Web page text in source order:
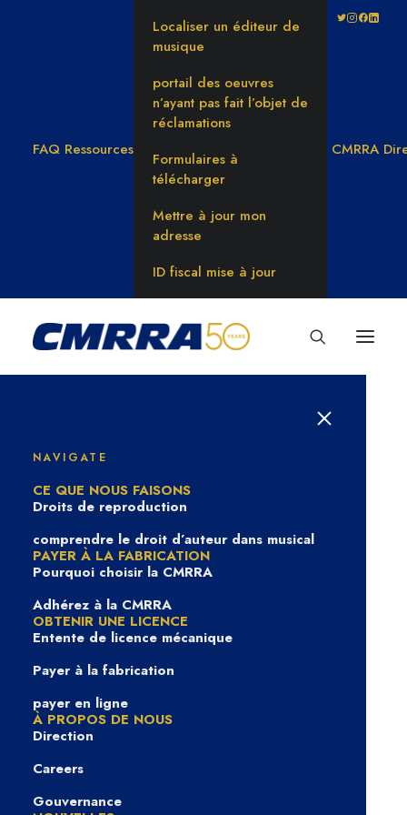
FAQ Ressources
Localiser un éditeur de
musique
portail des oeuvres
n’ayant pas fait l’objet de
réclamations
Formulaires à
télécharger
Mettre à jour mon
adresse
ID fiscal mise à jour
CMRRA
NAVIGATE
CE QUE NOUS FAISONS
Droits de reproduction
comprendre le droit d’auteur dans musical
PAYER À LA FABRICATION
Pourquoi choisir la CMRRA
Adhérez à la CMRRA
OBTENIR UNE LICENCE
Entente de licence mécanique
Payer à la fabrication
payer en ligne
À PROPOS DE NOUS
Direction
Careers
Gouvernance
Comment pouvons-
nous vous aider ?
View Categories
Centre d’aide